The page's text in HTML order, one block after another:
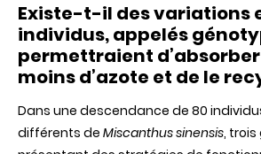
Existe-t-il des variations
individus, appelés
permettraient
moins d’azote et de le
Dans une descendance de 80
différents de Miscanthus sinensis, trois